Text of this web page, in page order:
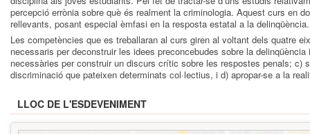
percepció errònia sobre què és realment la criminologia. Aquest curs en
rellevants, posant especial èmfasi en la resposta estatal a la delinqüència.
Les competències que es treballaran al curs giren al voltant dels quatre
necessaris per deconstruir les idees preconcebudes sobre la
necessàries per construir un discurs crític sobre les respostes penals; c)
discriminació que pateixen determinats col·lectius, i d) apropar-se a la
LLOC DE L'ESDEVENIMENT